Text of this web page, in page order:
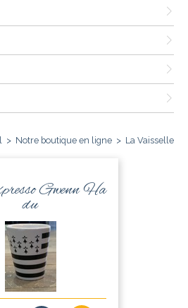
> Notre boutique en ligne > La Vaisselle
Gwenn Ha
du